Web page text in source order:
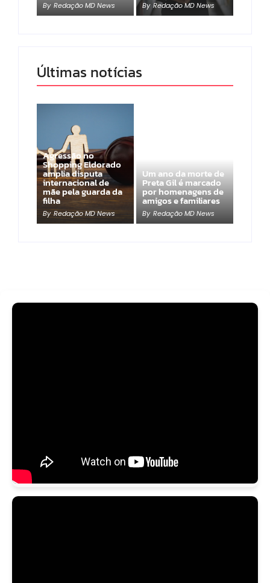
By Redação MD News By Redação MD News
Últimas notícias
Agressão no
Shopping Eldorado
amplia disputa
internacional de
mãe pela guarda da
filha
By Redação MD News
Um ano da morte de
Preta Gil é marcado
por homenagens de
amigos e familiares
By Redação MD News